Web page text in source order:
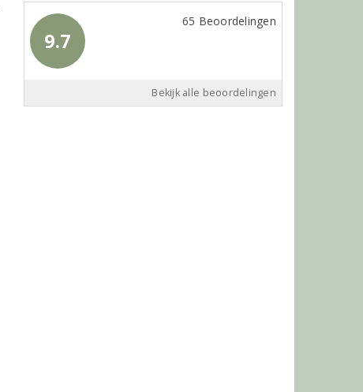
9.7
65 Beoordelingen
Bekijk alle beoordelingen